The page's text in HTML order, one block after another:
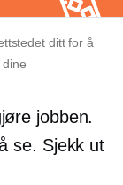
ditt for å
jobben.
se. Sjekk ut